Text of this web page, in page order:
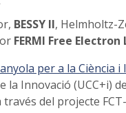
BESSY II, Helmholtz-
FERMI Free Electron
per a la Ciència
Innovació (UCC+i)
del projecte